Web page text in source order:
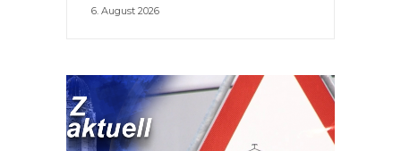
6. August 2026